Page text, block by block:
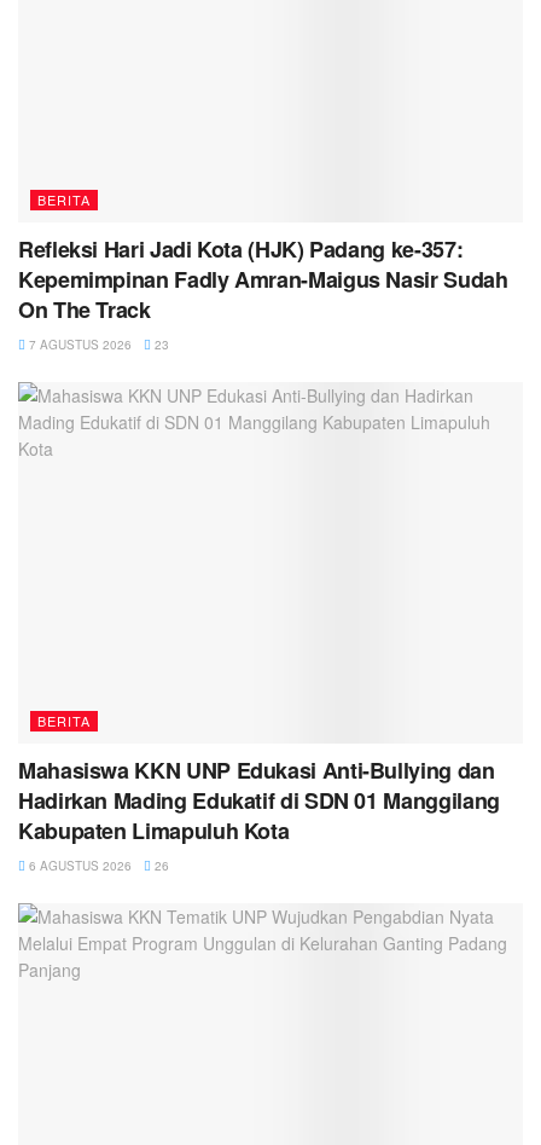
BERITA
Refleksi Hari Jadi Kota (HJK) Padang ke-357:
Kepemimpinan Fadly Amran-Maigus Nasir Sudah
On The Track
7 AGUSTUS 2026 23
BERITA
Mahasiswa KKN UNP Edukasi Anti-Bullying dan
Hadirkan Mading Edukatif di SDN 01 Manggilang
Kabupaten Limapuluh Kota
6 AGUSTUS 2026 26